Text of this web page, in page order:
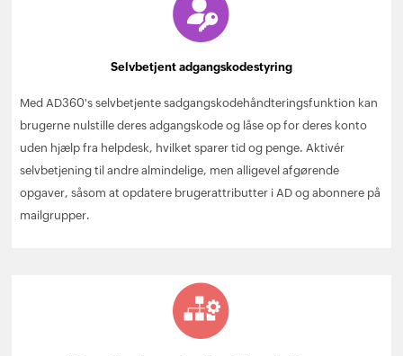
Selvbetjent adgangskodestyring
Med AD360's selvbetjente sadgangskodehåndteringsfunktion kan
brugerne nulstille deres adgangskode og låse op for deres konto
uden hjælp fra helpdesk, hvilket sparer tid og penge. Aktivér
selvbetjening til andre almindelige, men alligevel afgørende
opgaver, såsom at opdatere brugerattributter i AD og abonnere på
mailgrupper.